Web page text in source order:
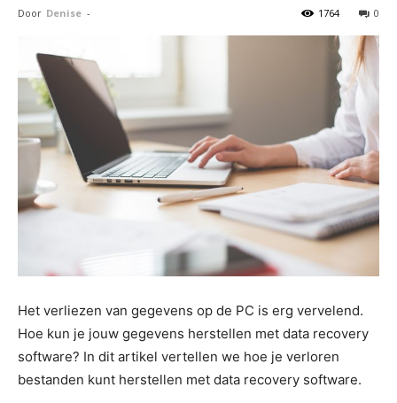
Door Denise - 0
1764
Het verliezen van gegevens op de PC is erg vervelend.
Hoe kun je jouw gegevens herstellen met data recovery
software? In dit artikel vertellen we hoe je verloren
bestanden kunt herstellen met data recovery software.